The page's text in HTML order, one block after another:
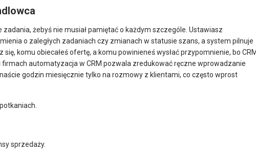
żebyś nie musiał pamiętać o każdym szczególe. Ustawiasz
o zaległych zadaniach czy zmianach w statusie szans, a system pilnuje
komu obiecałeś ofertę, a komu powinieneś wysłać przypomnienie, bo
automatyzacja w CRM pozwala zredukować ręczne wprowadzanie
godzin miesięcznie tylko na rozmowy z klientami, co często wprost
sprzedaży.